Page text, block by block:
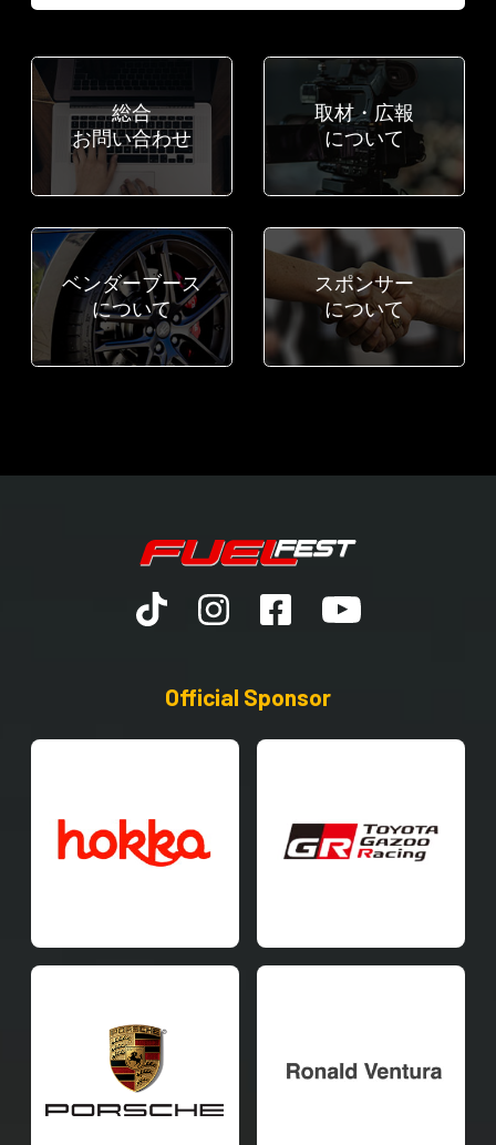
総合
お問い合わせ
取材・広報
について
ベンダーブース
について
スポンサー
について
Official Sponsor